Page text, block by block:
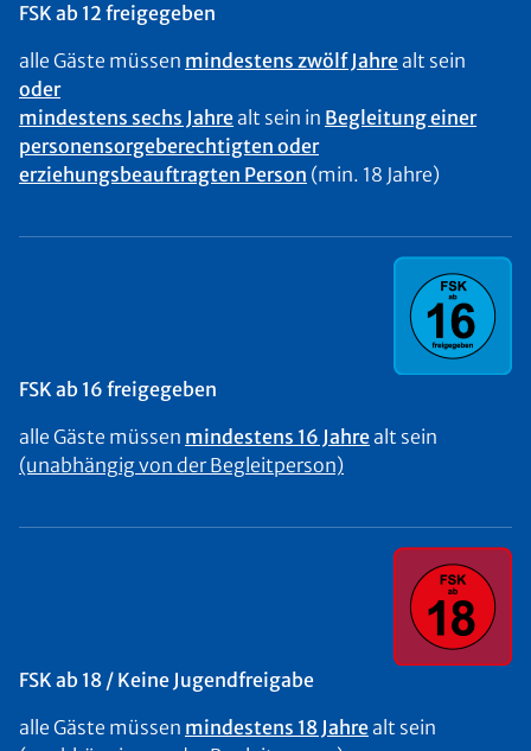
FSK ab 12 freigegeben
alle Gäste müssen mindestens zwölf Jahrealt sein
oder
mindestens sechs Jahrealt sein in Begleitung einer
personensorgeberechtigten oder
erziehungsbeauftragten Person (min. 18 Jahre)
FSK ab 16 freigegeben
alle Gäste müssen mindestens 16 Jahrealt sein
(unabhängig von der Begleitperson)
FSK ab 18 / Keine Jugendfreigabe
alle Gäste müssen mindestens 18 Jahrealt sein